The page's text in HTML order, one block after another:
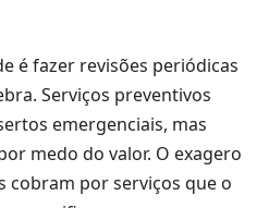
é fazer revisões periódicas
Serviços preventivos
emergenciais, mas
medo do valor. O exagero
cobram por serviços que o